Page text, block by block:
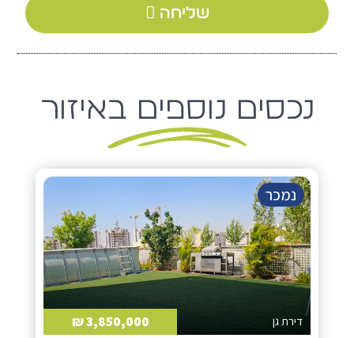
שליחה
נכסים נוספים באיזור
נמכר
דירת גן 3,850,000 ₪